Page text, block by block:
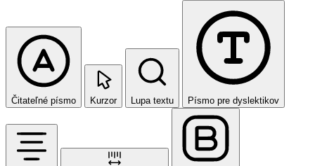
Čitateľné písmo Kurzor Lupa textu Písmo pre dyslektikov